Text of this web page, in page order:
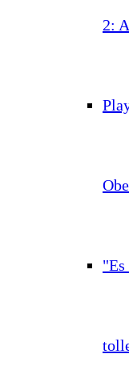
2:
"Es